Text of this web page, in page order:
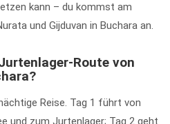
kann – du kommst am
und Gijduvan in Buchara an.
Route von
Reise. Tag 1 führt von
und zum Jurtenlager; Tag 2 geht